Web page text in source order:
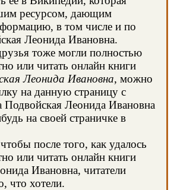
ресурсом, дающим
в том числе и по
Леонида Ивановна.
тоже могли полностью
или читать онлайн книги
Леонида Ивановна, можно
на данную страницу с
Подвойская Леонида Ивановна
на своей страничке в
после того, как удалось
или читать онлайн книги
Ивановна, читатели
что хотели.